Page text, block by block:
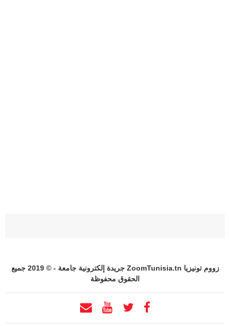
زووم تونيزيا ZoomTunisia.tn جريدة إلكترونية جامعة - © 2019 جميع
الحقوق محفوظة